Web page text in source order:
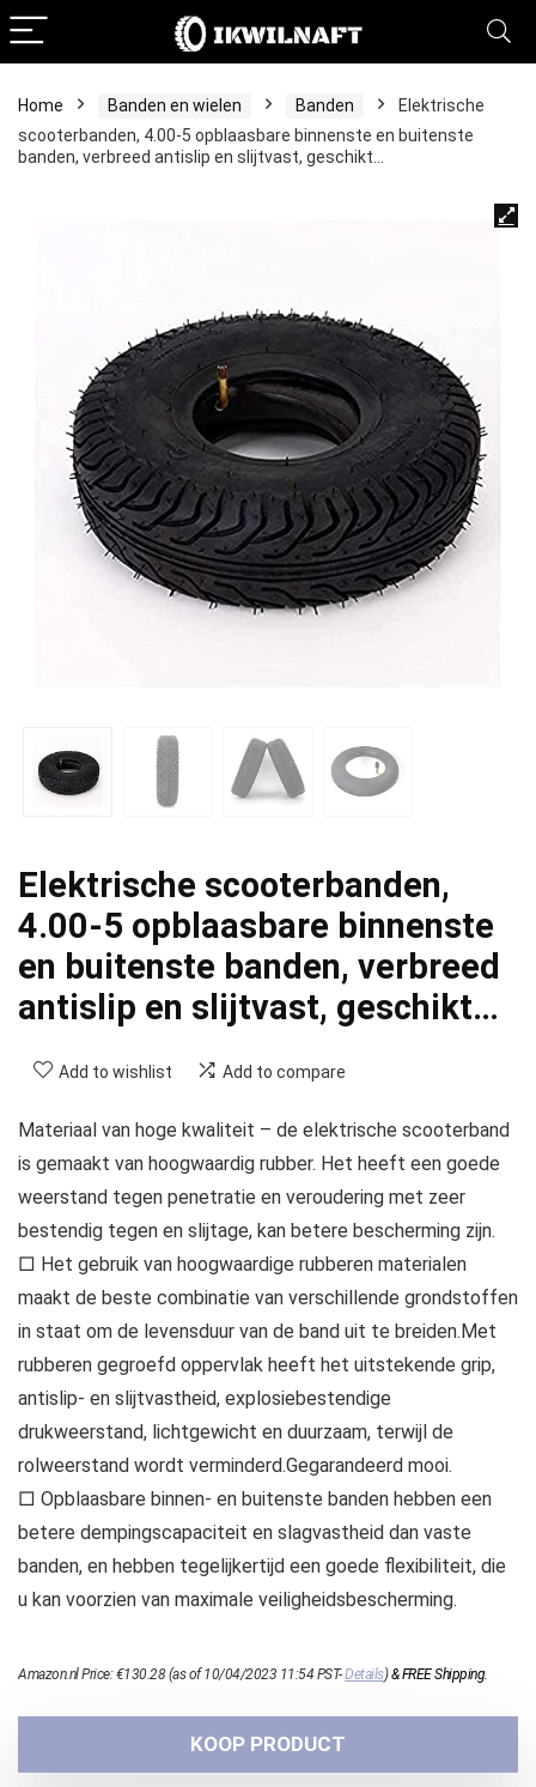
Home Banden en wielen Banden
Elektrische
scooterbanden, 4.00-5 opblaasbare binnenste en buitenste
banden, verbreed antislip en slijtvast, geschikt…
Elektrische scooterbanden,
4.00-5 opblaasbare binnenste
en buitenste banden, verbreed
antislip en slijtvast, geschikt…
Add to wishlist Add to compare
Materiaal van hoge kwaliteit – de elektrische scooterband
is gemaakt van hoogwaardig rubber. Het heeft een goede
weerstand tegen penetratie en veroudering met zeer
bestendig tegen en slijtage, kan betere bescherming zijn.
□ Het gebruik van hoogwaardige rubberen materialen
maakt de beste combinatie van verschillende grondstoffen
in staat om de levensduur van de band uit te breiden.Met
rubberen gegroefd oppervlak heeft het uitstekende grip,
antislip- en slijtvastheid, explosiebestendige
drukweerstand, lichtgewicht en duurzaam, terwijl de
rolweerstand wordt verminderd.Gegarandeerd mooi.
□ Opblaasbare binnen- en buitenste banden hebben een
betere dempingscapaciteit en slagvastheid dan vaste
banden, en hebben tegelijkertijd een goede flexibiliteit, die
u kan voorzien van maximale veiligheidsbescherming.
Amazon.nl Price:€130.28(as of 10/04/2023 11:54 PST-Details)&FREE Shipping.
KOOP PRODUCT